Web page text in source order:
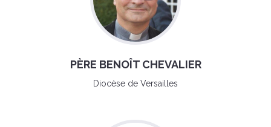
PÈRE BENOÎT CHEVALIER
Diocèse de Versailles